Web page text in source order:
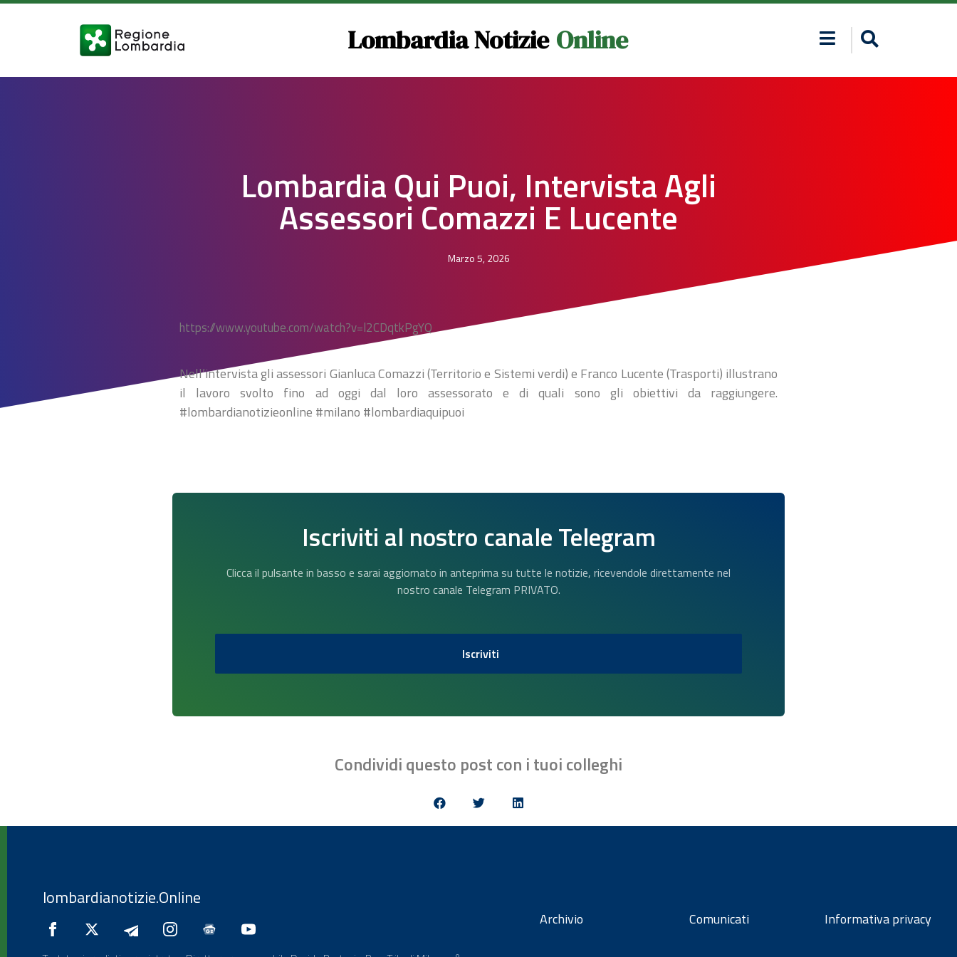
Lombardia Notizie Online
Lombardia Qui Puoi, Intervista Agli
Assessori Comazzi E Lucente
Marzo 5, 2026
https://www.youtube.com/watch?v=l2CDqtkPgYQ
Nell’intervista gli assessori Gianluca Comazzi (Territorio e Sistemi verdi) e Franco Lucente (Trasporti) illustrano
il lavoro svolto fino ad oggi dal loro assessorato e di quali sono gli obiettivi da raggiungere.
#lombardianotizieonline #milano #lombardiaquipuoi
Iscriviti al nostro canale Telegram
Clicca il pulsante in basso e sarai aggiornato in anteprima su tutte le notizie, ricevendole direttamente nel
nostro canale Telegram PRIVATO.
Iscriviti
Condividi questo post con i tuoi colleghi
lombardianotizie.Online
Archivio Comunicati Informativa privacy